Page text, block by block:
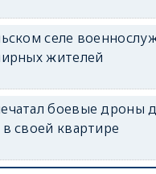
селе
жителей
боевые дроны
своей квартире